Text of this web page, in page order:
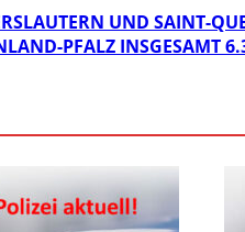
UND SAINT-
PFALZ INSGESAMT